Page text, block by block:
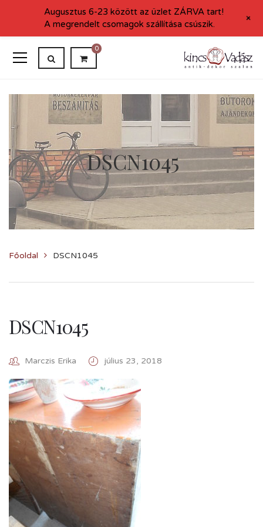
0
DSCN1045
Főoldal DSCN1045
DSCN1045
Marczis Erika július 23, 2018
Augusztus 6-23 között az üzlet ZÁRVA tart!
A megrendelt csomagok szállítása csúszik.
+